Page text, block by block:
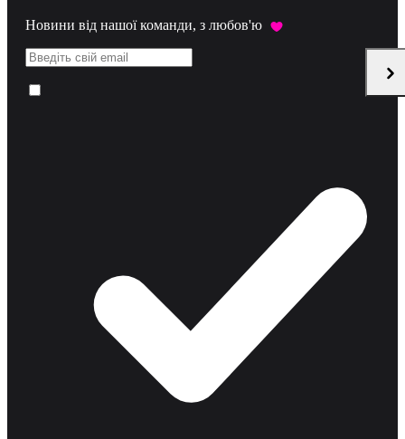
Новини від нашої команди, з любов'ю